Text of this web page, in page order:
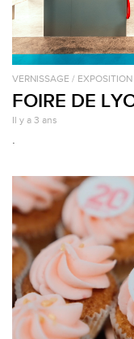
VERNISSAGE / EXPOSITION
FOIRE DE
Il y a 3 ans
.